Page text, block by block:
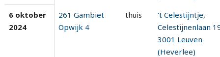
6 oktober
2024
261 Gambiet
Opwijk 4
thuis
't Celestijntje,
Celestijnenlaan
3001 Leuven
(Heverlee)